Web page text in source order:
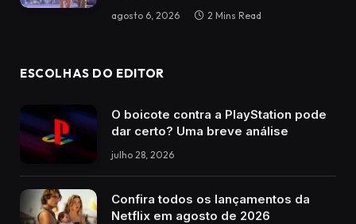
agosto 6, 2026 2 Mins Read
ESCOLHAS DO EDITOR
O boicote contra a PlayStation pode
dar certo? Uma breve análise
julho 28, 2026
Confira todos os lançamentos da
Netflix em agosto de 2026